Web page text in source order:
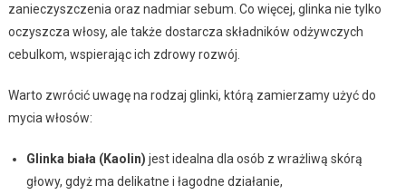
zanieczyszczenia oraz nadmiar sebum. Co więcej, glinka nie tylko
oczyszcza włosy, ale także dostarcza składników odżywczych
cebulkom, wspierając ich zdrowy rozwój.
Warto zwrócić uwagę na rodzaj glinki, którą zamierzamy użyć do
mycia włosów:
Glinka biała (Kaolin) jest idealna dla osób z wrażliwą skórą
głowy, gdyż ma delikatne i łagodne działanie,